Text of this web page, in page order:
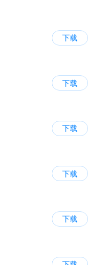
下载
下载
下载
下载
下载